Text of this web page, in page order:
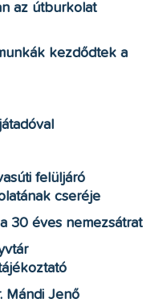
az útburkolat
kezdődtek a
felüljáró
cseréje
30 éves nemezsátrat
Mándi Jenő